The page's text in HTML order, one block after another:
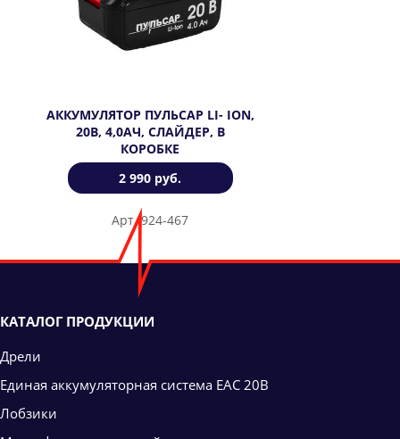
АККУМУЛЯТОР ПУЛЬСАР LI- ION,
20В, 4,0АЧ, СЛАЙДЕР, В
КОРОБКЕ
2 990 руб.
Арт. 924-467
КАТАЛОГ ПРОДУКЦИИ
Дрели
Единая аккумуляторная система ЕАС 20В
Лобзики